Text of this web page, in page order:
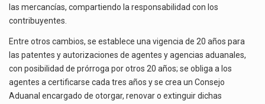
las mercancías, compartiendo la responsabilidad con los
contribuyentes.
Entre otros cambios, se establece una vigencia de 20 años para
las patentes y autorizaciones de agentes y agencias aduanales,
con posibilidad de prórroga por otros 20 años; se obliga a los
agentes a certificarse cada tres años y se crea un Consejo
Aduanal encargado de otorgar, renovar o extinguir dichas